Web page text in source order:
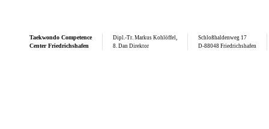
Taekwondo Competence
Center Friedrichshafen
Dipl.-Tr. Markus Kohlöffel,
8. Dan Direktor
Schloßhaldenweg 17
D-88048 Friedrichshafen